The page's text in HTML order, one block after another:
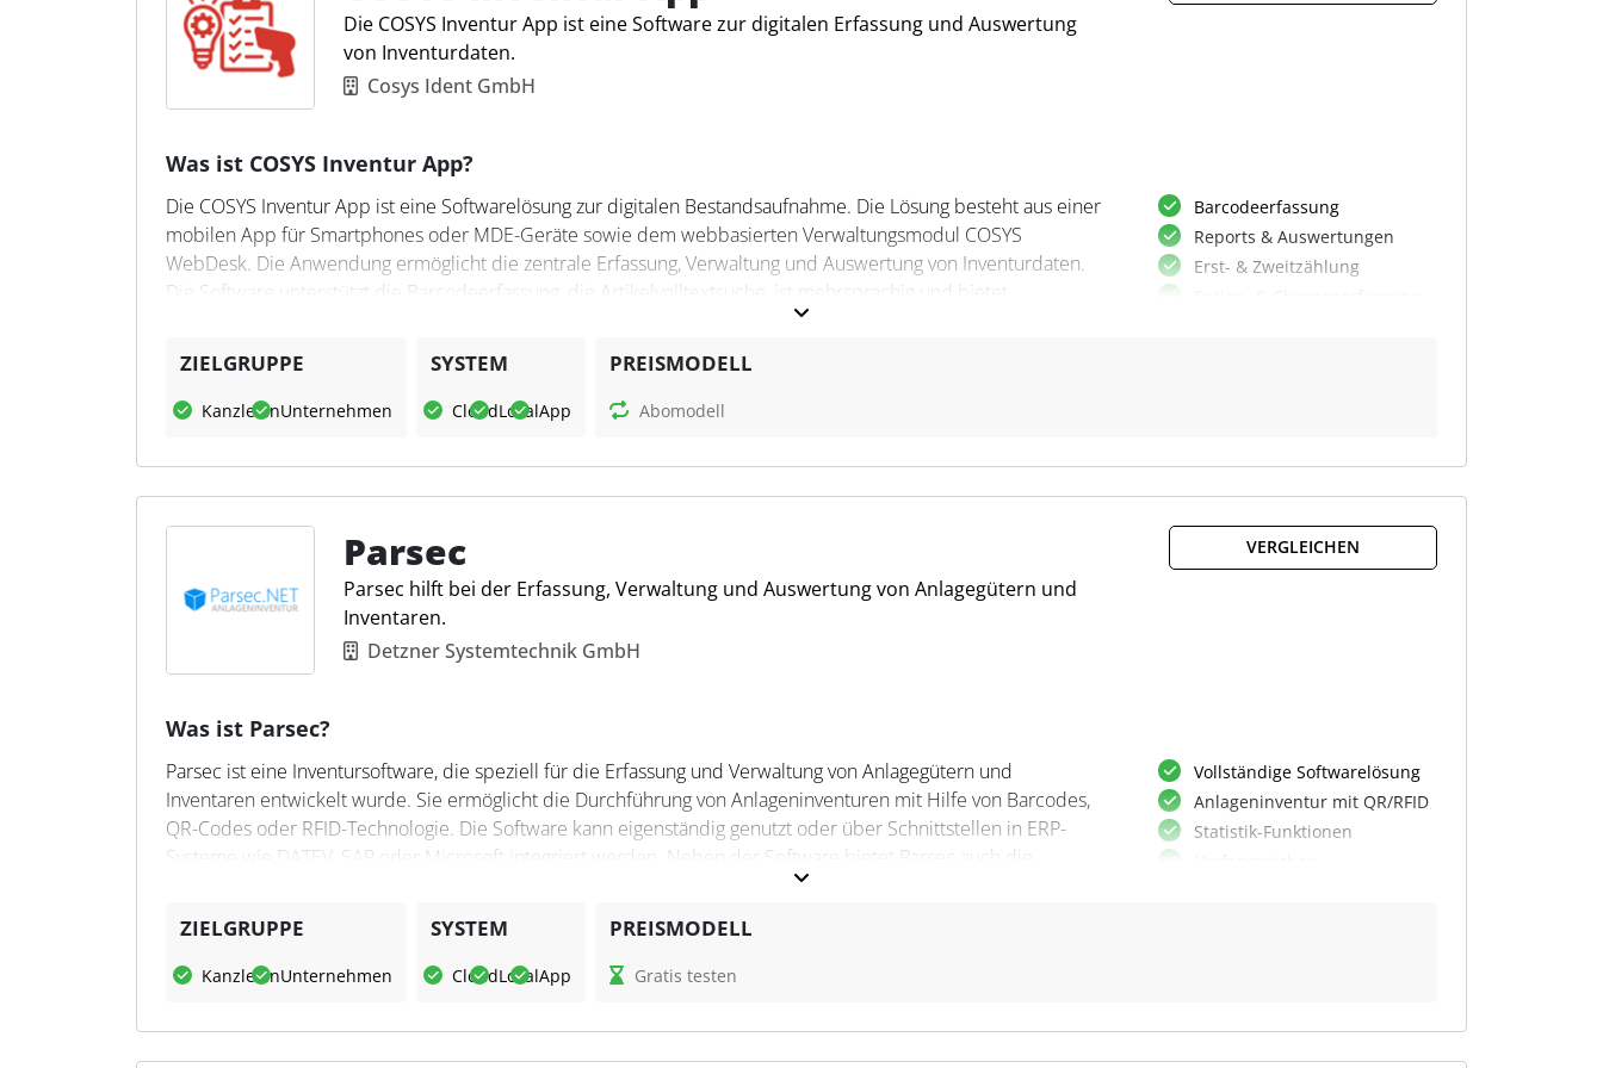
Die COSYS Inventur App ist eine Software zur digitalen Erfassung und Auswertung
von Inventurdaten.
Cosys Ident GmbH
Was ist COSYS Inventur App?
Die COSYS Inventur App ist eine Softwarelösung zur digitalen Bestandsaufnahme. Die Lösung besteht aus einer
mobilen App für Smartphones oder MDE-Geräte sowie dem webbasierten Verwaltungsmodul COSYS
WebDesk. Die Anwendung ermöglicht die zentrale Erfassung, Verwaltung und Auswertung von Inventurdaten.
Die Software unterstützt die Barcodeerfassung, die Artikelvolltextsuche, ist mehrsprachig und bietet
Mandantenfähigkeit für den gleichzeitigen Einsatz in mehreren Lagern oder Filialen.
Was kann COSYS Inventur App?
Die App erfasst Artikel, Lagerplätze und Mengen per Scan oder Eingabe und berücksichtigt dabei auch
COSYS WebDesk ermöglicht die Pflege von Stammdaten, die Verwaltung von Benutzerrechten und die Analyse
von Inventurdaten. Steuerfachleute profitieren von der präzisen Dokumentation und den Exportfunktionen, die
eine zuverlässige Weiterverarbeitung in bestehende Systeme ermöglichen.
Barcodeerfassung
Reports & Auswertungen
Erst- & Zweitzählung
Mandantenfähigkeit
ZIELGRUPPE
KanzleienUnternehmen
SYSTEM
CloudLokalApp
PREISMODELL
Abomodell
Parsec
Parsec hilft bei der Erfassung, Verwaltung und Auswertung von Anlagegütern und
Inventaren.
Detzner Systemtechnik GmbH
VERGLEICHEN
Was ist Parsec?
Parsec ist eine Inventursoftware, die speziell für die Erfassung und Verwaltung von Anlagegütern und
Inventaren entwickelt wurde. Sie ermöglicht die Durchführung von Anlageninventuren mit Hilfe von Barcodes,
QR-Codes oder RFID-Technologie. Die Software kann eigenständig genutzt oder über Schnittstellen in ERP-
Systeme wie DATEV, SAP oder Microsoft integriert werden. Neben der Software bietet Parsec auch die
Möglichkeit, die notwendige Hardware und Verbrauchsmaterialien wie Etikettendrucker oder Barcodescanner
Was kann Parsec?
Vollständige Softwarelösung
Anlageninventur mit QR/RFID
Statistik-Funktionen
Maßgeschneiderte Etiketten
ZIELGRUPPE
KanzleienUnternehmen
SYSTEM
CloudLokalApp
PREISMODELL
Gratis testen